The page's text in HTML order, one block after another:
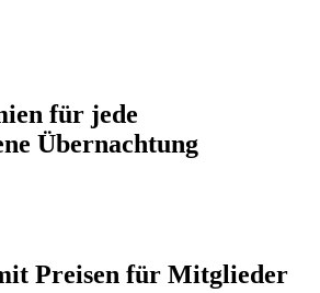
für jede
Übernachtung
Preisen für Mitglieder